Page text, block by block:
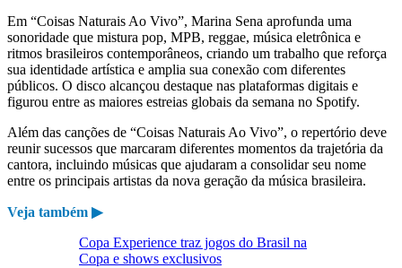
Em “Coisas Naturais Ao Vivo”, Marina Sena aprofunda uma
sonoridade que mistura pop, MPB, reggae, música eletrônica e
ritmos brasileiros contemporâneos, criando um trabalho que reforça
sua identidade artística e amplia sua conexão com diferentes
públicos. O disco alcançou destaque nas plataformas digitais e
figurou entre as maiores estreias globais da semana no Spotify.
Além das canções de “Coisas Naturais Ao Vivo”, o repertório deve
reunir sucessos que marcaram diferentes momentos da trajetória da
cantora, incluindo músicas que ajudaram a consolidar seu nome
entre os principais artistas da nova geração da música brasileira.
Veja também ▶
Copa Experience traz jogos do Brasil na
Copa e shows exclusivos